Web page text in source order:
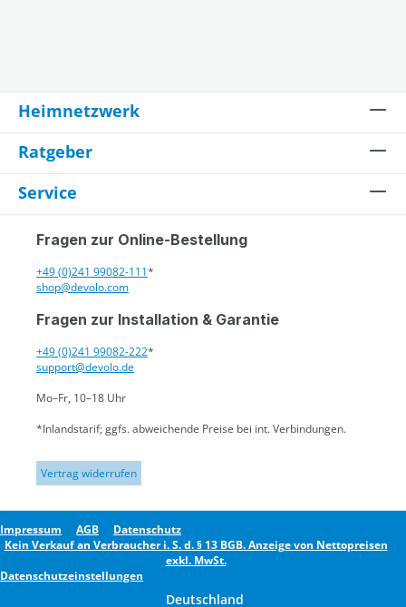
Heimnetzwerk
Ratgeber
Service
Fragen zur Online-Bestellung
+49 (0)241 99082-111*
shop@devolo.com
Fragen zur Installation & Garantie
+49 (0)241 99082-222*
support@devolo.de
Mo–Fr, 10–18 Uhr
*Inlandstarif; ggfs. abweichende Preise bei int. Verbindungen.
Vertrag widerrufen
Impressum AGB
Datenschutz
Kein Verkauf an Verbraucher i. S. d. § 13 BGB. Anzeige von Nettopreisen
exkl. MwSt.
Datenschutzeinstellungen
Deutschland